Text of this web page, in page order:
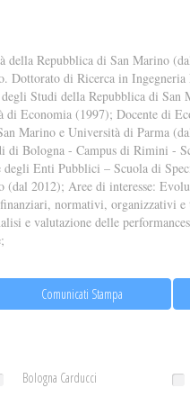
Repubblica di San Marino
di Ricerca in Ingegneria
Studi della Repubblica di San
di Economia (1997); Docente di
Marino e Università di Parma
di Bologna - Campus di Rimini -
Enti Pubblici – Scuola di
2012); Aree di interesse:
normativi, organizzativi
e valutazione delle
Comunicati Stampa
Bologna Carducci